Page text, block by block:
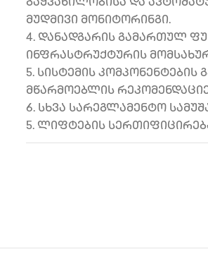
გაყვანილობისა და
მუდმივი მონიტორინგი.
4. დანადგარის გამართულ
ინფრასტრუქტურის
5. სისტემის
მწარმოებლის
6. სხვა სარეგლამენტო
5. ლიფტების